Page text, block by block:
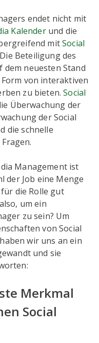
endet nicht mit
Kalenderund die
mitSocial
Beteiligung des
dem neuesten Stand
von interaktiven
zu bieten.Social
Überwachung der
der Social
die schnelle
Management ist
der Job eine Menge
die Rolle gut
um ein
zu sein? Um
von Social
wir uns an ein
und sie
Merkmal
Social